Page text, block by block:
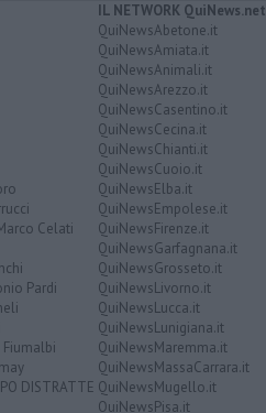
Celati
Pardi
Fiumalbi
DISTRATTE
IL NETWORK QuiNews.net
QuiNewsAbetone.it
QuiNewsAmiata.it
QuiNewsAnimali.it
QuiNewsArezzo.it
QuiNewsCasentino.it
QuiNewsCecina.it
QuiNewsChianti.it
QuiNewsCuoio.it
QuiNewsElba.it
QuiNewsEmpolese.it
QuiNewsFirenze.it
QuiNewsGarfagnana.it
QuiNewsGrosseto.it
QuiNewsLivorno.it
QuiNewsLucca.it
QuiNewsLunigiana.it
QuiNewsMaremma.it
QuiNewsMassaCarrara.it
QuiNewsMugello.it
QuiNewsPisa.it